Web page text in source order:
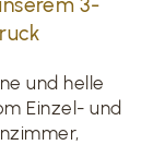
3-
und helle
Einzel- und